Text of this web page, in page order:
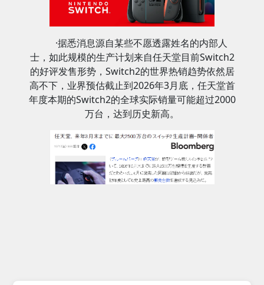
·据悉消息源自某些不愿透露姓名的内部人
士，如此规模的生产计划来自任天堂目前Switch2
的好评发售形势，Switch2的世界热销趋势依然居
高不下，业界预估截止到2026年3月底，任天堂首
年度本期的Switch2的全球实际销量可能超过2000
万台，达到历史新高。